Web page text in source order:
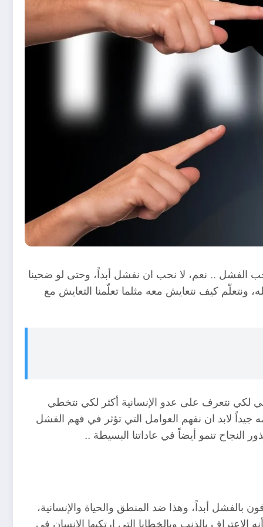
الفشل .. نعم، لا نحب ان نفشل أبداً، وحتى لو ضحينا
ونتعلّم كيف نتعايش معه مثلما تعلّمنا التعايش مع
لكي نتعرف على عدو الإنسانية أكثر لكي نتخطي
جيداً لابد ان نفهم العوامل التي تؤثر في فهم الفشل
النجاح تنمو أيضاً في عاداتنا البسيطة ..
بالفشل أبداً، وهذا ضد المنطق والحياة والإنسانية،